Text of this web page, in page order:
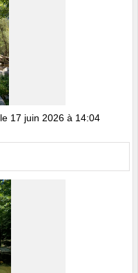
le 17 juin 2026 à 14:04